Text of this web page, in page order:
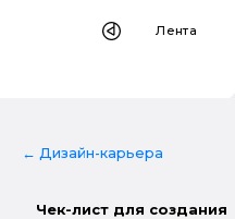
Лента
← Дизайн-карьера
Чек-лист для создания